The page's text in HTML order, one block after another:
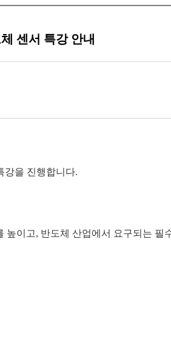
센서 특강 안내
강을 진행합니다.
이고, 반도체 산업에서 요구되는 필